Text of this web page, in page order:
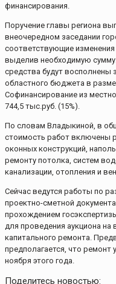
финансирования.
Поручение главы региона
внеочередном заседании
соответствующие
выделив необходимую
средства будут восполнены
областного бюджета в
Софинансирование из
744,5 тыс.руб. (15%).
По словам Владыкиной, в
стоимость работ включены
оконных конструкций,
ремонту потолка, систем
канализации, отопления и
Сейчас ведутся работы по
проектно-сметной
прохождением
для проведения аукциона на
капитального ремонта.
предполагается, что ремонт
ноября этого года.
Поделитесь новостью: